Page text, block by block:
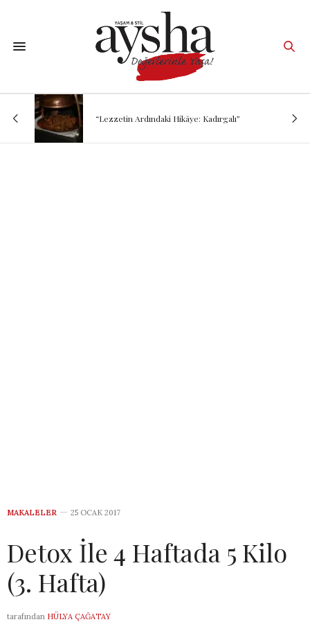
“Lezzetin Ardındaki Hikâye: Kadırgalı”
MAKALELER 25 OCAK 2017
Detox İle 4 Haftada 5 Kilo
(3. Hafta)
tarafından HÜLYA ÇAĞATAY